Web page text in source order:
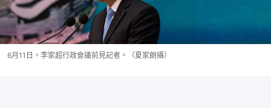
6月11日，李家超行政會議前見記者。（夏家朗攝）